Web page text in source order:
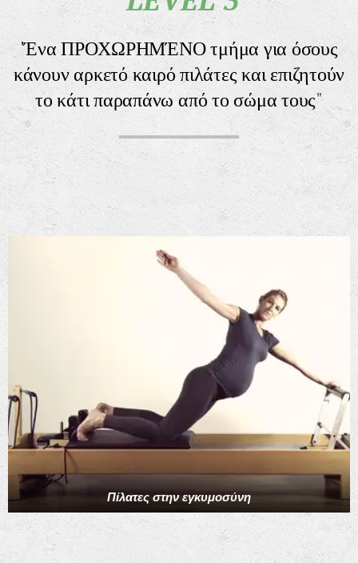
'ΈναΠΡΟΧΩΡΗΜΈΝΟ τμήμα για όσους
κάνουν αρκετό καιρό πιλάτες και επιζητούν
το κάτι παραπάνω από το σώμα τους"
Πίλατες στην εγκυμοσύνη